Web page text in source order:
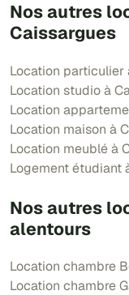
Nos autres
Caissargues
Location particulier
Location studio à
Location
Location maison à
Location meublé à
Logement étudiant
Nos autres
alentours
Location chambre
Location chambre